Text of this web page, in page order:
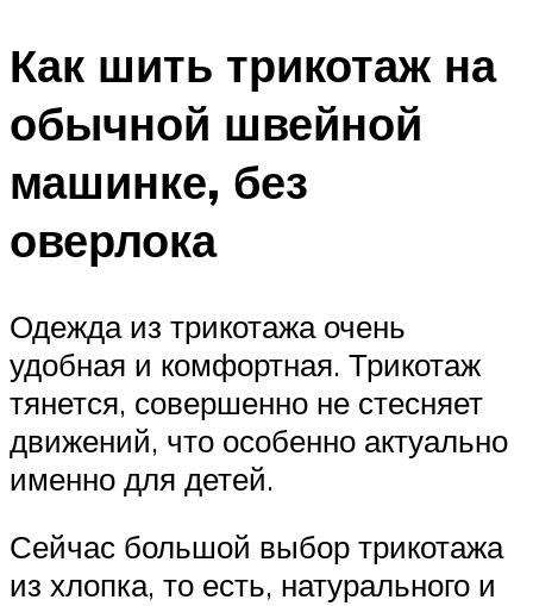
Как шить трикотаж на
обычной швейной
машинке, без
оверлока
Одежда из трикотажа очень
удобная и комфортная. Трикотаж
тянется, совершенно не стесняет
движений, что особенно актуально
именно для детей.
Сейчас большой выбор трикотажа
из хлопка, то есть, натурального и